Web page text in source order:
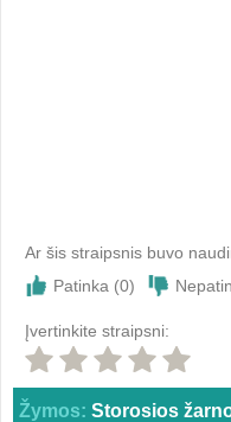
Ar šis straipsnis buvo
Patinka (0)
Įvertinkite straipsni:
Žymos: Storosios